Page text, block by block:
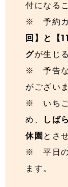
付になる
※ 予約カ
回】と【
グが生じ
※ 予告な
がござい
※ いちご
め、
しば
休園 とさ
※ 平日の
ます。